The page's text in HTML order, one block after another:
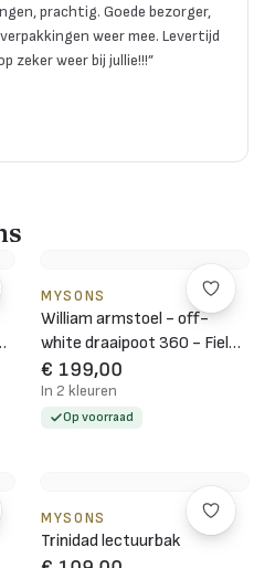
prachtig. Goede bezorger,
weer mee. Levertijd
zeker weer bij jullie!!!”
MYSONS
William armstoel - off-
white draaipoot 360 - Field
- Green 356
€ 199,00
In 2 kleuren
Op voorraad
MYSONS
Trinidad lectuurbak